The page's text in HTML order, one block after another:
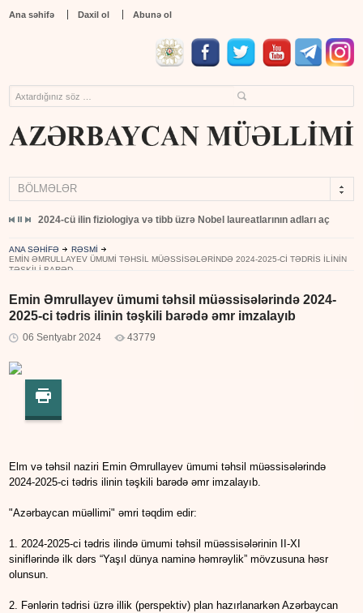
Ana səhifə Daxil ol Abunə ol
BÖLMƏLƏR
2024-cü ilin fiziologiya və tibb üzrə Nobel laureatlarının adları açıqlandı
ANA SƏHİFƏ
RƏSMİ
EMIN ƏMRULLAYEV ÜMUMI TƏHSIL MÜƏSSISƏLƏRINDƏ 2024-2025-CI TƏDRIS ILININ
TƏŞKILI BARƏD...
Emin Əmrullayev ümumi təhsil müəssisələrində 2024-
2025-ci tədris ilinin təşkili barədə əmr imzalayıb
06 Sentyabr 2024 43779
Elm və təhsil naziri Emin Əmrullayev ümumi təhsil müəssisələrində
2024-2025-ci tədris ilinin təşkili barədə əmr imzalayıb.
"Azərbaycan müəllimi" əmri təqdim edir:
1. 2024-2025-ci tədris ilində ümumi təhsil müəssisələrinin II-XI
siniflərində ilk dərs “Yaşıl dünya naminə həmrəylik” mövzusuna həsr
olunsun.
2. Fənlərin tədrisi üzrə illik (perspektiv) plan hazırlanarkən Azərbaycan